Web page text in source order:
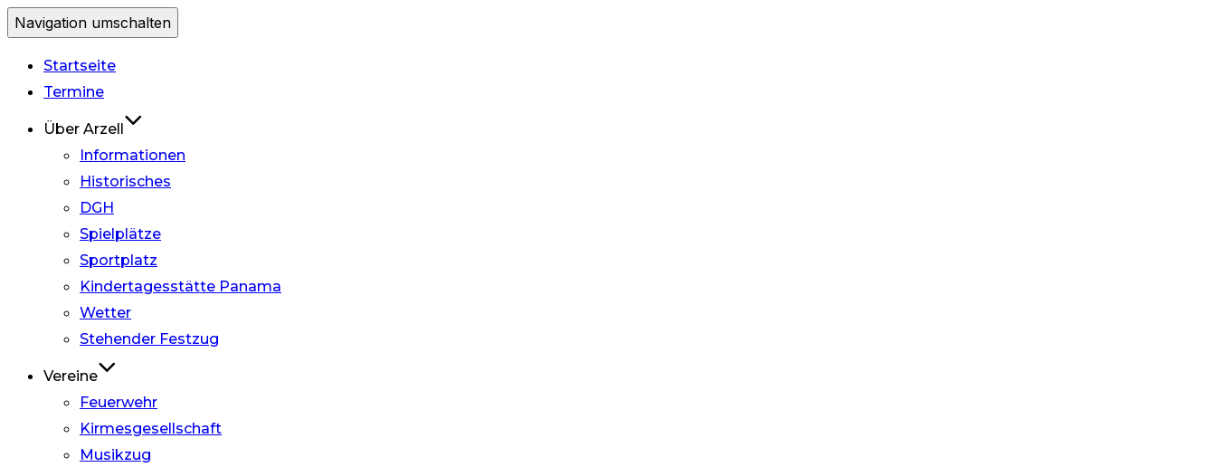
Navigation umschalten
Startseite
Termine
Über Arzell
Informationen
Historisches
DGH
Spielplätze
Sportplatz
Kindertagesstätte Panama
Wetter
Stehender Festzug
Vereine
Feuerwehr
Kirmesgesellschaft
Musikzug